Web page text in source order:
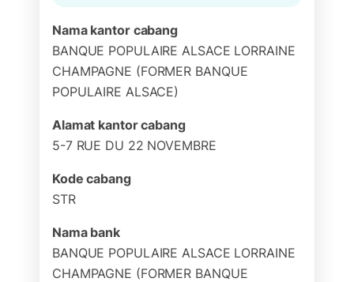
Nama kantor cabang
BANQUE POPULAIRE ALSACE LORRAINE
CHAMPAGNE (FORMER BANQUE
POPULAIRE ALSACE)
Alamat kantor cabang
5-7 RUE DU 22 NOVEMBRE
Kode cabang
STR
Nama bank
BANQUE POPULAIRE ALSACE LORRAINE
CHAMPAGNE (FORMER BANQUE